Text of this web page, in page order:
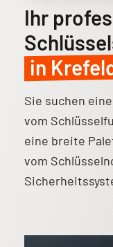
Ihr
in
Sie suchen
vom
eine breite
vom